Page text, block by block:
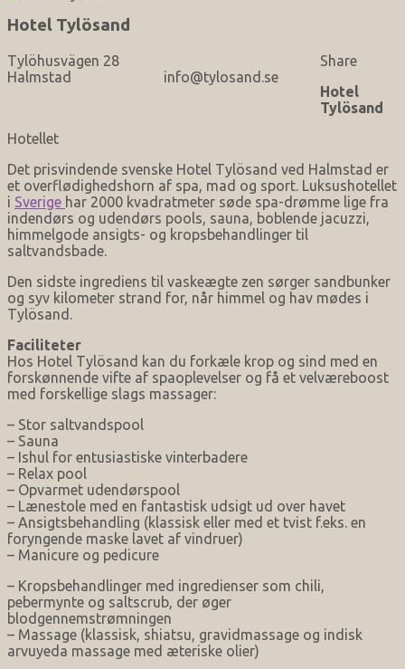
Hotel Tylösand
Tylöhusvägen 28
Halmstad
info@tylosand.se
Share
Hotel
Tylösand
Hotellet
Det prisvindende svenske Hotel Tylösand ved Halmstad er
et overflødighedshorn af spa, mad og sport. Luksushotellet
i Sverige har 2000 kvadratmeter søde spa-drømme lige fra
indendørs og udendørs pools, sauna, boblende jacuzzi,
himmelgode ansigts- og kropsbehandlinger til
saltvandsbade.
Den sidste ingrediens til vaskeægte zen sørger sandbunker
og syv kilometer strand for, når himmel og hav mødes i
Tylösand.
Faciliteter
Hos Hotel Tylösand kan du forkæle krop og sind med en
forskønnende vifte af spaoplevelser og få et velværeboost
med forskellige slags massager:
– Stor saltvandspool
– Sauna
– Ishul for entusiastiske vinterbadere
– Relax pool
– Opvarmet udendørspool
– Lænestole med en fantastisk udsigt ud over havet
– Ansigtsbehandling (klassisk eller med et tvist f.eks. en
foryngende maske lavet af vindruer)
– Manicure og pedicure
– Kropsbehandlinger med ingredienser som chili,
pebermynte og saltscrub, der øger
blodgennemstrømningen
– Massage (klassisk, shiatsu, gravidmassage og indisk
arvuyeda massage med æteriske olier)